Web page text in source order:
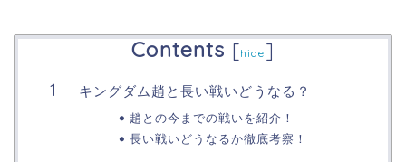
Contents [hide ]
キングダム趙と長い戦いどうなる？
趙との今までの戦いを紹介！
長い戦いどうなるか徹底考察！